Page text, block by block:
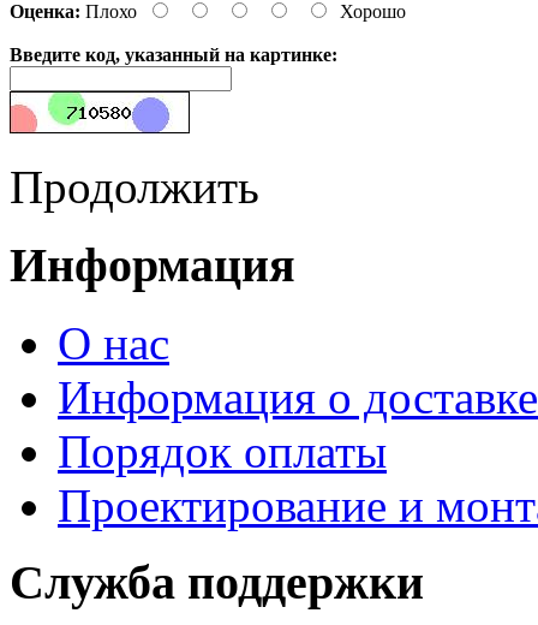
Оценка: Плохо Хорошо
Введите код, указанный на картинке:
Продолжить
Информация
О нас
Информация о доставке
Порядок оплаты
Проектирование и
Служба поддержки